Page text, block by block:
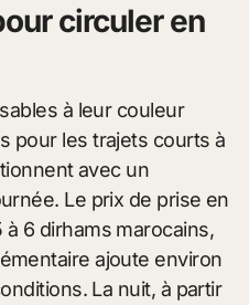
circuler en
à leur couleur
pour les trajets courts à
avec un
Le prix de prise en
6 dirhams marocains,
ajoute environ
La nuit, à partir